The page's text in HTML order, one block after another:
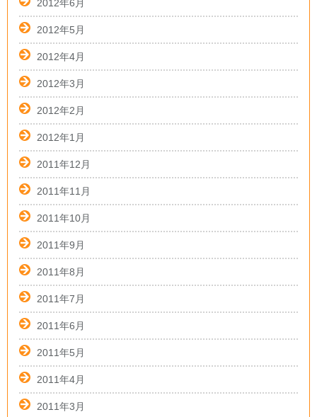
2012年6月
2012年5月
2012年4月
2012年3月
2012年2月
2012年1月
2011年12月
2011年11月
2011年10月
2011年9月
2011年8月
2011年7月
2011年6月
2011年5月
2011年4月
2011年3月